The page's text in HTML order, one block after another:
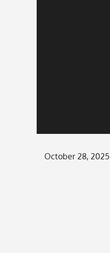
Posted
October 28, 2025